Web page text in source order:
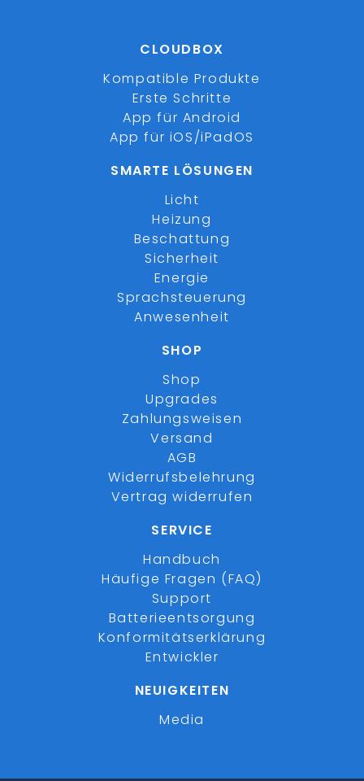
CLOUDBOX
Kompatible Produkte
Erste Schritte
App für Android
App für iOS/iPadOS
SMARTE LÖSUNGEN
Licht
Heizung
Beschattung
Sicherheit
Energie
Sprachsteuerung
Anwesenheit
SHOP
Shop
Upgrades
Zahlungsweisen
Versand
AGB
Widerrufsbelehrung
Vertrag widerrufen
SERVICE
Handbuch
Häufige Fragen (FAQ)
Support
Batterieentsorgung
Konformitätserklärung
Entwickler
NEUIGKEITEN
Media